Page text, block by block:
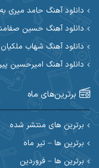
ابراهیم شمس
ابی حسینی
احسان آیینفر
احسان امیدوار
احسان حیدری
احسان رمضانی
دانلود آهنگ حامد میری
دانلود آهنگ حسین
دانلود آهنگ شهاب ملکیان
دانلود آهنگ امیرحسین
برترین‌های ماه
برترین های منتشر شده
برترین ها – تیر ماه
برترین ها – فروردین